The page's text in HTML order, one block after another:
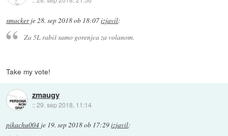
smackerje28. sep 2018 ob 18:07izjavil:
Za 5L rabiš samo gorenjca za volanom.
Take my vote!
zmaugy
::29. sep 2018, 11:14
pikachu004 je 19. sep 2018 ob 17:29izjavil: